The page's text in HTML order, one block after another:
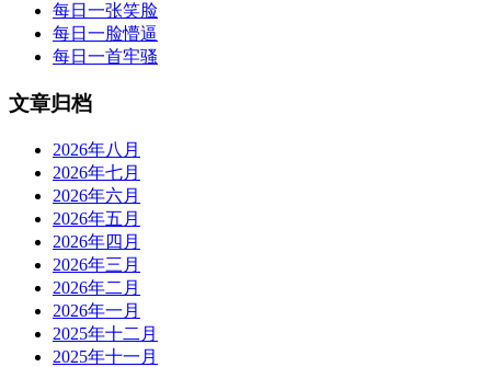
每日一张笑脸
每日一脸懵逼
每日一首牢骚
文章归档
2026年八月
2026年七月
2026年六月
2026年五月
2026年四月
2026年三月
2026年二月
2026年一月
2025年十二月
2025年十一月